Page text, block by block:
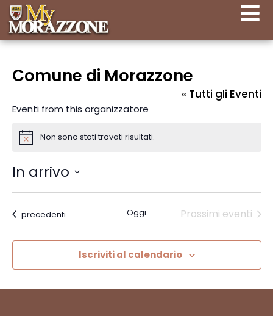
Comune di Morazzone
« Tutti gli Eventi
Eventi from this organizzatore
NoticeNon sono stati trovati risultati.
In arrivo
la
Eventi
precedenti Oggi Prossimi eventi
Iscriviti al calendario